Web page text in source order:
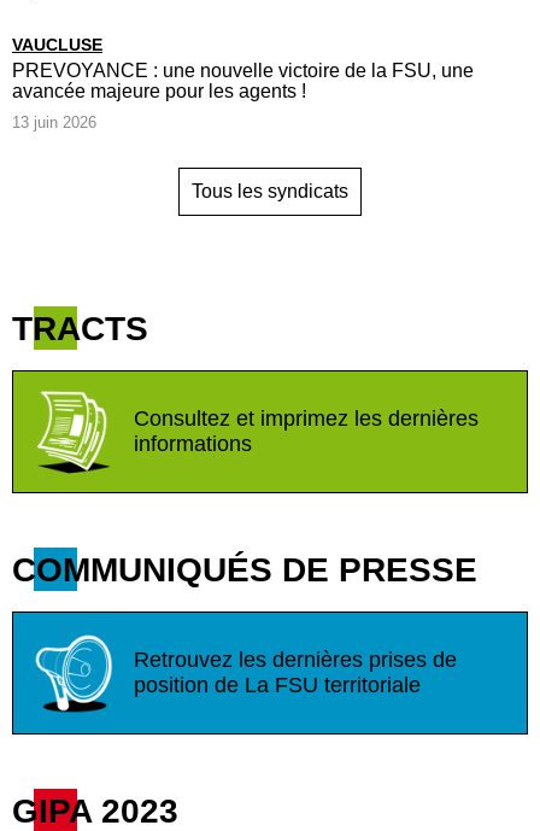
VAUCLUSE
PREVOYANCE : une nouvelle victoire de la FSU, une
avancée majeure pour les agents !
13 juin 2026
Tous les syndicats
TRACTS
Consultez et imprimez les dernières
informations
COMMUNIQUÉS DE PRESSE
Retrouvez les dernières prises de
position de La FSU territoriale
GIPA 2023